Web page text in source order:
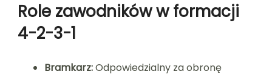
Role zawodników w formacji
4-2-3-1
Bramkarz:Odpowiedzialny za obronę